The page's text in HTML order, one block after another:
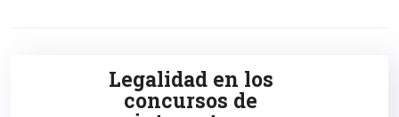
Legalidad en los
concursos de